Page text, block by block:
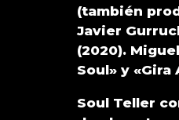
(también
Javier
(2020).
Soul» y
Soul Teller